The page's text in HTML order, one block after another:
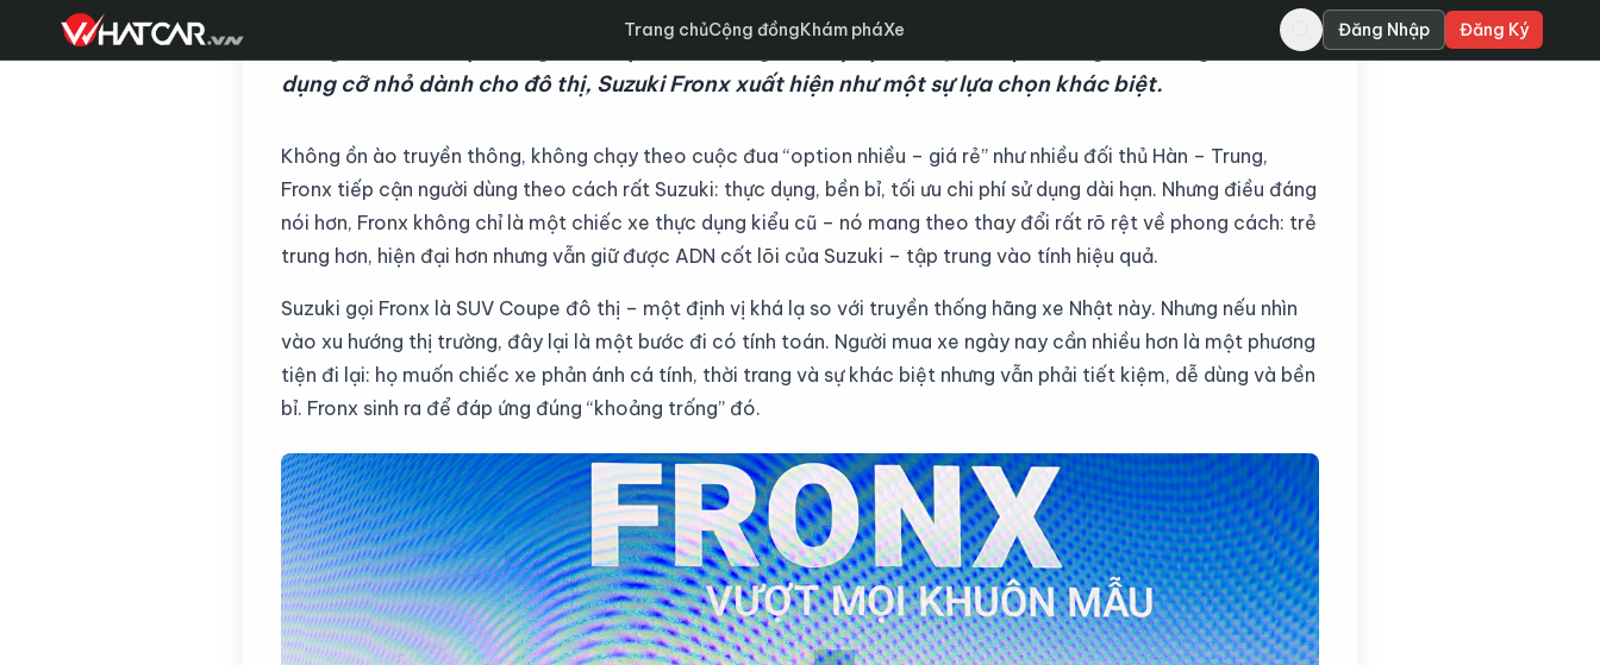
Trang chủCộng đồngKhám pháXe Đăng Nhập Đăng Ký
Trong bối cảnh thị trường ô tô Việt Nam chứng kiến sự dịch chuyển mạnh sang các dòng xe đa
dụng cỡ nhỏ dành cho đô thị, Suzuki Fronx xuất hiện như một sự lựa chọn khác biệt.
Không ồn ào truyền thông, không chạy theo cuộc đua “option nhiều – giá rẻ” như nhiều đối thủ Hàn – Trung,
Fronx tiếp cận người dùng theo cách rất Suzuki: thực dụng, bền bỉ, tối ưu chi phí sử dụng dài hạn. Nhưng điều đáng
nói hơn, Fronx không chỉ là một chiếc xe thực dụng kiểu cũ – nó mang theo thay đổi rất rõ rệt về phong cách: trẻ
trung hơn, hiện đại hơn nhưng vẫn giữ được ADN cốt lõi của Suzuki – tập trung vào tính hiệu quả.
Suzuki gọi Fronx là SUV Coupe đô thị – một định vị khá lạ so với truyền thống hãng xe Nhật này. Nhưng nếu nhìn
vào xu hướng thị trường, đây lại là một bước đi có tính toán. Người mua xe ngày nay cần nhiều hơn là một phương
tiện đi lại: họ muốn chiếc xe phản ánh cá tính, thời trang và sự khác biệt nhưng vẫn phải tiết kiệm, dễ dùng và bền
bỉ. Fronx sinh ra để đáp ứng đúng “khoảng trống” đó.